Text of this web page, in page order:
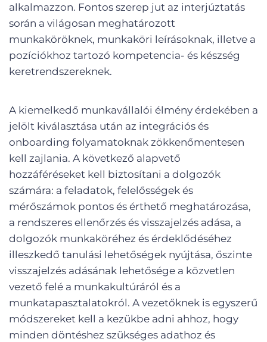
alkalmazzon. Fontos szerep jut az interjúztatás
során a világosan meghatározott
munkaköröknek, munkaköri leírásoknak, illetve a
pozíciókhoz tartozó kompetencia- és készség
keretrendszereknek.
A kiemelkedő munkavállalói élmény érdekében a
jelölt kiválasztása után az integrációs és
onboarding folyamatoknak zökkenőmentesen
kell zajlania. A következő alapvető
hozzáféréseket kell biztosítani a dolgozók
számára: a feladatok, felelősségek és
mérőszámok pontos és érthető meghatározása,
a rendszeres ellenőrzés és visszajelzés adása, a
dolgozók munkaköréhez és érdeklődéséhez
illeszkedő tanulási lehetőségek nyújtása, őszinte
visszajelzés adásának lehetősége a közvetlen
vezető felé a munkakultúráról és a
munkatapasztalatokról. A vezetőknek is egyszerű
módszereket kell a kezükbe adni ahhoz, hogy
minden döntéshez szükséges adathoz és